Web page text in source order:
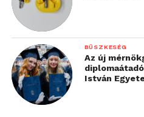
BÜSZKESÉG
Az új
István